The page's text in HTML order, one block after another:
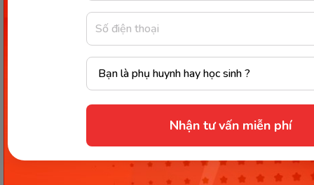
Nhận tư vấn miễn phí
Trẻ sơ sinh là những thiên thần đáng yêu và mỏng
manh nên cần được cha mẹ bao bọc và che chở.
Hãy yêu thương con thật đúng cách cha mẹ nhé!
Trên đây là những kiến thức bổ ích xoay quanh vấn
đề phát triển
của Monkey đã đem đến cho cha mẹ những lời
khuyên cần thiết.
Chia sẻ ngay